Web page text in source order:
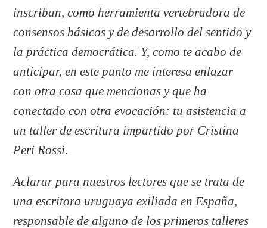
inscriban, como herramienta vertebradora de
consensos básicos y de desarrollo del sentido y
la práctica democrática. Y, como te acabo de
anticipar, en este punto me interesa enlazar
con otra cosa que mencionas y que ha
conectado con otra evocación: tu asistencia a
un taller de escritura impartido por Cristina
Peri Rossi.
Aclarar para nuestros lectores que se trata de
una escritora uruguaya exiliada en España,
responsable de alguno de los primeros talleres